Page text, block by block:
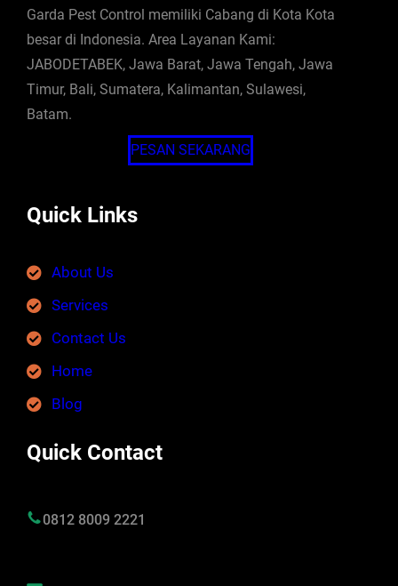
Garda Pest Control memiliki Cabang di Kota Kota
besar di Indonesia. Area Layanan Kami:
JABODETABEK, Jawa Barat, Jawa Tengah, Jawa
Timur, Bali, Sumatera, Kalimantan, Sulawesi,
Batam.
PESAN SEKARANG
Quick Links
About Us
Services
Contact Us
Home
Blog
Quick Contact
0812 8009 2221